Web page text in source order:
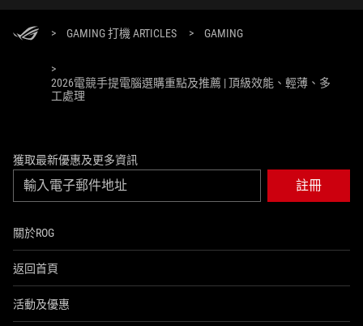
> GAMING 打機 ARTICLES > GAMING
>
2026電競手提電腦選購重點及推薦 | 頂級效能、輕薄、多
工處理
獲取最新優惠及更多資訊
註冊
關於ROG
返回首頁
活動及優惠